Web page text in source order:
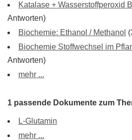
Katalase + Wasserstoffperoxid
Antworten)
Biochemie: Ethanol / Methanol
Biochemie Stoffwechsel im
Antworten)
mehr ...
1 passende Dokumente zum
L-Glutamin
mehr ...